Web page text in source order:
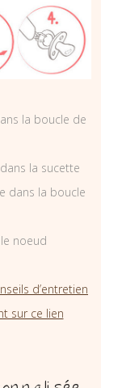
la boucle de
la sucette
dans la boucle
noeud
d’entretien
sur ce lien